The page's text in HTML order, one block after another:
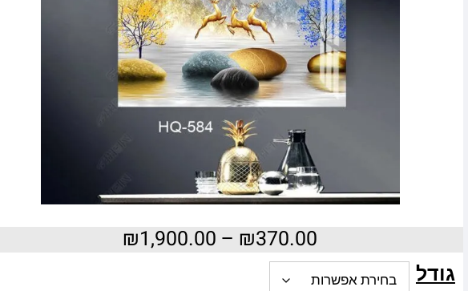
₪370.00
–
₪1,900.00
גודל